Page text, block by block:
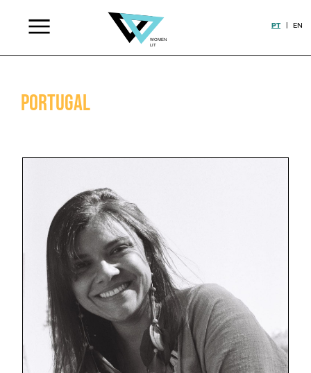
PT | EN
Portugal